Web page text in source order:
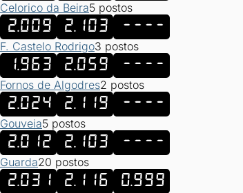
Celorico da Beira5 postos
2.009 2.103 ----
F. Castelo Rodrigo3 postos
1.963 2.059 ----
Fornos de Algodres2 postos
2.024 2.119 ----
Gouveia5 postos
2.012 2.103 ----
Guarda20 postos
2.031 2.116 0.999